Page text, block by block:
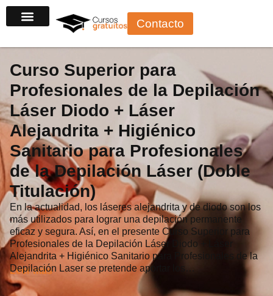
al
Contacto
Curso Superior para
Profesionales de la Depilación
Láser Diodo + Láser
Alejandrita + Higiénico
Sanitario para Profesionales
de la Depilación Láser (Doble
Titulación)
En la actualidad, los láseres alejandrita y de diodo son los
más utilizados para lograr una depilación permanente
eficaz y segura. Así, en el presente Curso Superior para
Profesionales de la Depilación Láser Diodo + Láser
Alejandrita + Higiénico Sanitario para Profesionales de la
Depilación Laser se pretende aportar los…
Leer más